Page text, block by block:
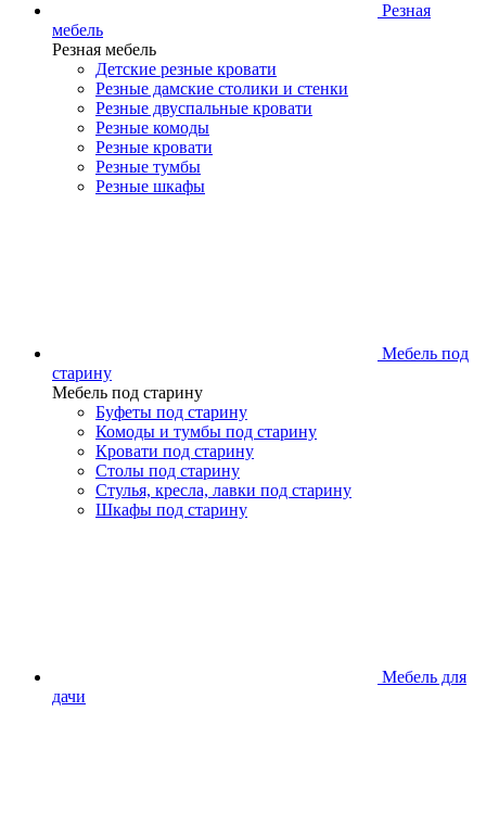
Резная
мебель
Резная мебель
Детские резные кровати
Резные дамские столики и стенки
Резные двуспальные кровати
Резные комоды
Резные кровати
Резные тумбы
Резные шкафы
Мебель под
старину
Мебель под старину
Буфеты под старину
Комоды и тумбы под старину
Кровати под старину
Столы под старину
Стулья, кресла, лавки под старину
Шкафы под старину
Мебель для
дачи